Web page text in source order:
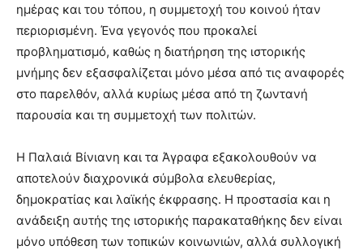
ημέρας και του τόπου, η συμμετοχή του κοινού ήταν
περιορισμένη. Ένα γεγονός που προκαλεί
προβληματισμό, καθώς η διατήρηση της ιστορικής
μνήμης δεν εξασφαλίζεται μόνο μέσα από τις αναφορές
στο παρελθόν, αλλά κυρίως μέσα από τη ζωντανή
παρουσία και τη συμμετοχή των πολιτών.
Η Παλαιά Βίνιανη και τα Άγραφα εξακολουθούν να
αποτελούν διαχρονικά σύμβολα ελευθερίας,
δημοκρατίας και λαϊκής έκφρασης. Η προστασία και η
ανάδειξη αυτής της ιστορικής παρακαταθήκης δεν είναι
μόνο υπόθεση των τοπικών κοινωνιών, αλλά συλλογική